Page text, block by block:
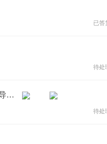
已答
待处
[BUG]多任务按钮关联 Moto App Launcher，导致使用第三方App出现问题
待处